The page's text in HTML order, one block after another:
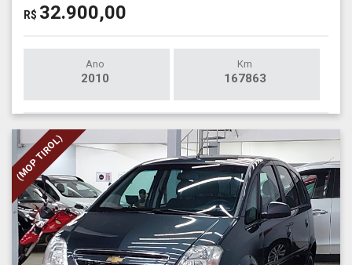
R$ 32.900,00
Ano
2010
Km
167863
(MOP TIROL)